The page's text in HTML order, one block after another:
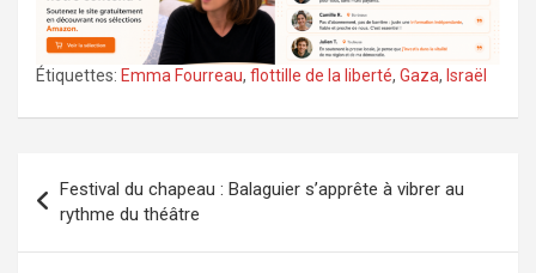
Étiquettes: Emma Fourreau, flottille de la liberté, Gaza, Israël
de
l’article
Festival du chapeau : Balaguier s’apprête à vibrer au
rythme du théâtre